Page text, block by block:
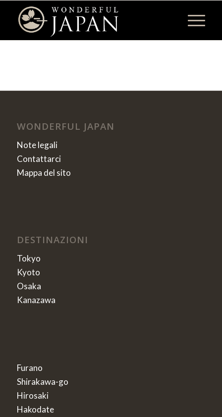
WONDERFUL JAPAN
Note legali
Contattarci
Mappa del sito
DESTINAZIONI
Tokyo
Kyoto
Osaka
Kanazawa
Furano
Shirakawa-go
Hirosaki
Hakodate